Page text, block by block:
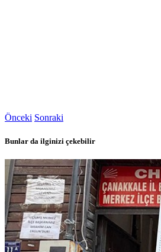
Önceki Sonraki
Bunlar da ilginizi çekebilir